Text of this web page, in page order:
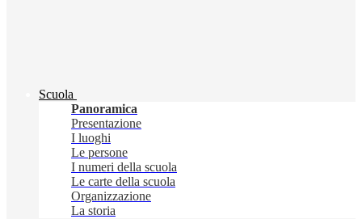
Scuola
Panoramica
Presentazione
I luoghi
Le persone
I numeri della scuola
Le carte della scuola
Organizzazione
La storia